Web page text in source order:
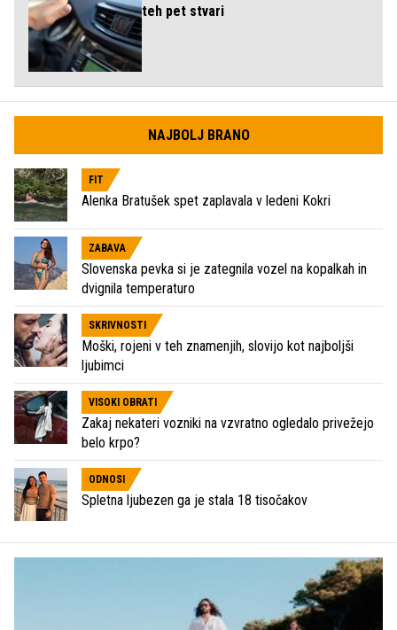
teh pet stvari
NAJBOLJ BRANO
FIT
Alenka Bratušek spet zaplavala v ledeni Kokri
ZABAVA
Slovenska pevka si je zategnila vozel na kopalkah in
dvignila temperaturo
SKRIVNOSTI
Moški, rojeni v teh znamenjih, slovijo kot najboljši
ljubimci
VISOKI OBRATI
Zakaj nekateri vozniki na vzvratno ogledalo privežejo
belo krpo?
ODNOSI
Spletna ljubezen ga je stala 18 tisočakov